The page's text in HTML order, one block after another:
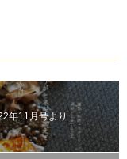
年11月号より